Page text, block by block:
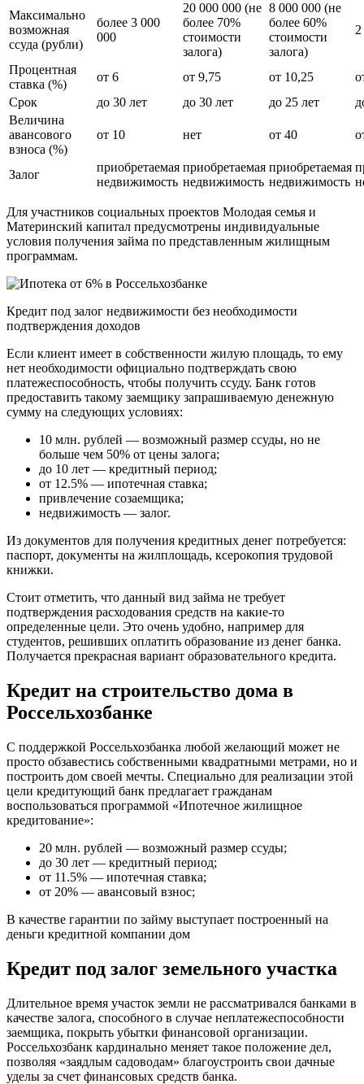
Максимально
возможная
ссуда (рубли)
более 3 000
000
20 000 000 (не
более 70%
стоимости
залога)
8 000 000 (не
более 60%
стоимости
залога)
Процентная
ставка (%)
от 6 от 9,75 от 10,25
Срок
до 30 лет до 30 лет до 25 лет
Величина
авансового
взноса (%)
от 10 нет от 40
Залог
приобретаемая
недвижимость
приобретаемая
недвижимость
приобретаемая
недвижимость
Для участников социальных проектов Молодая семья и
Материнский капитал предусмотрены индивидуальные
условия получения займа по представленным жилищным
программам.
Кредит под залог недвижимости без необходимости
подтверждения доходов
Если клиент имеет в собственности жилую площадь, то ему
нет необходимости официально подтверждать свою
платежеспособность, чтобы получить ссуду. Банк готов
предоставить такому заемщику запрашиваемую денежную
сумму на следующих условиях:
10 млн. рублей — возможный размер ссуды, но не
больше чем 50% от цены залога;
до 10 лет — кредитный период;
от 12.5% — ипотечная ставка;
привлечение созаемщика;
недвижимость — залог.
Из документов для получения кредитных денег потребуется:
паспорт, документы на жилплощадь, ксерокопия трудовой
книжки.
Стоит отметить, что данный вид займа не требует
подтверждения расходования средств на какие-то
определенные цели. Это очень удобно, например для
студентов, решивших оплатить образование из денег банка.
Получается прекрасная вариант образовательного кредита.
Кредит на строительство дома в
Россельхозбанке
С поддержкой Россельхозбанка любой желающий может не
просто обзавестись собственными квадратными метрами, но и
построить дом своей мечты. Специально для реализации этой
цели кредитующий банк предлагает гражданам
воспользоваться программой «Ипотечное жилищное
кредитование»:
20 млн. рублей — возможный размер ссуды;
до 30 лет — кредитный период;
от 11.5% — ипотечная ставка;
от 20% — авансовый взнос;
В качестве гарантии по займу выступает построенный на
деньги кредитной компании дом
Кредит под залог земельного участка
Длительное время участок земли не рассматривался банками в
качестве залога, способного в случае неплатежеспособности
заемщика, покрыть убытки финансовой организации.
Россельхозбанк кардинально меняет такое положение дел,
позволяя «заядлым садоводам» благоустроить свои дачные
уделы за счет финансовых средств банка.